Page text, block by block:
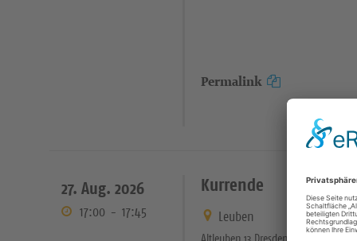
Permalink
27. Aug. 2026
17:00 - 17:45
Kurrende
Leuben
Altleuben 13 Dresden